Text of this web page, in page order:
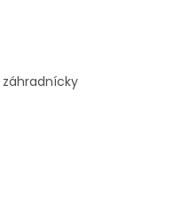
záhradnícky